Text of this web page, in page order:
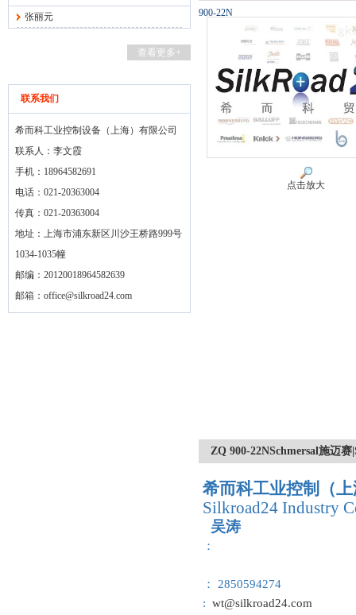
张丽元
查看更多+
联系我们
希而科工业控制设备（上海）有限公司
联系人：李文霞
手机：18964582691
电话：021-20363004
传真：021-20363004
地址：上海市浦东新区川沙王桥路999号
1034-1035幢
邮编：20120018964582639
邮箱： office@silkroad24.com
900-22N
点击放大
ZQ 900-22NSchmersal施迈
希而科工业控制（
Silkroad24 Industry
吴涛
：
： 2850594274
: wt@silkroad24.com